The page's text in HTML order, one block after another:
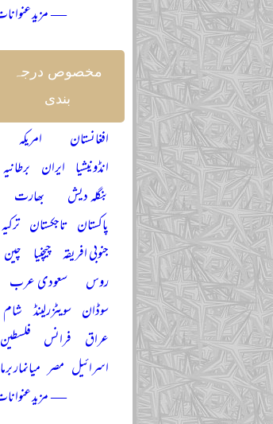
— مزید
مخصوص درجہ
بندی
افغانستان
امریکہ
انڈونیشیا ایران برطانیہ
بنگلہ دیش
بھارت
پاکستان تاجکستان ترکیہ
جنوبی افریقہ چیچنیا چین
روس
سعودی عرب
سوڈان سویٹزرلینڈ شام
عراق فرانس
اسرائیل مصر میانمار برما
— مزید